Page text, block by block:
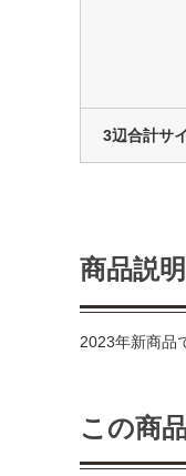
3辺合計サ
商品説明
2023年新商品
この商